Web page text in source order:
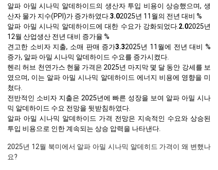
알파 아밀 시나믹 알데하이드의 생산자 투입 비용이 상승했으며, 생
산자 물가 지수(PPI)가 증가하였다.3.02025년 11월의 전년 대비 %
알파 아밀 시나믹 알데하이드에 대한 수요가 강화되었다. 2.02025년
12월 산업생산 전년 대비 증가율 %
견고한 소비자 지출, 소매 판매 증가3.32025년 11월에 전년 대비 %
증가, 알파 아밀 시나믹 알데하이드 수요를 증가시켰다.
헨리 허브 천연가스 현물 가격은 2025년 마지막 몇 달 동안 강세를 보
였으며, 이는 알파 아밀 시나믹 알데하이드 에너지 비용에 영향을 미
쳤다.
전반적인 소비자 지출은 2025년에 빠른 성장을 보여 알파 아밀 시나
믹 알데하이드 수요 전망을 뒷받침하였다.
알파 아밀 시나믹 알데하이드 가격 전망은 지속적인 수요와 상승된
투입 비용으로 인한 계속되는 상승 압력을 나타낸다.
2025년 12월 북미에서 알파 아밀 시나믹 알데히드 가격이 왜 변했나
요?